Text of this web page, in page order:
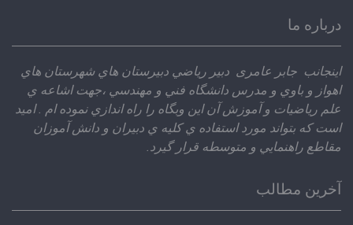
درباره ما
اينجانب جابر عامری دبير رياضي دبيرستان هاي شهرستان هاي
اهواز و باوي و مدرس دانشگاه فني و مهندسي ،‌جهت اشاعه ي
علم رياضيات و آموزش آن اين وبگاه را راه اندازي نموده ام . اميد
است كه بتواند مورد استفاده ي كليه ي دبيران و دانش آموزان
مقاطع راهنمايي و متوسطه قرار گيرد.
آخرین مطالب